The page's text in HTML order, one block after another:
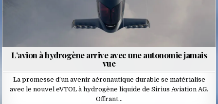
L’avion à hydrogène arrive avec une autonomie jamais
vue
La promesse d’un avenir aéronautique durable se matérialise
avec le nouvel eVTOL à hydrogène liquide de Sirius Aviation AG.
Offrant…